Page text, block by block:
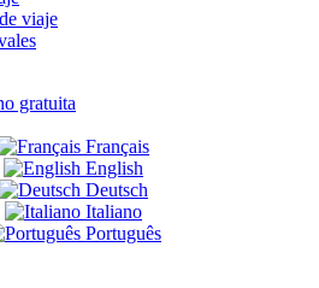
viaje
gratuita
Français
English
Deutsch
Italiano
Português